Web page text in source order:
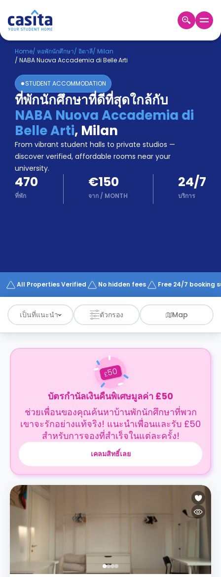
Home TH EUR
เข้าสู่
ระบบ
Booking
Accommodation
About
us
Blog
Refer
And
Earn
Become
A
Partner
Help
Works
Home/ หอพักนักศึกษา/ อิตาลี/ Milan
/ NABA Nuova Accademia di Belle Arti
STUDENT ACCOMMODATION
ที่พักนักศึกษาที่ดีที่สุดใกล้กับ
NABA Nuova Accademia di
Belle Arti, Milan
From vibrant student halls to private studios —
discover verified, affordable rooms near your
university.
470
ที่พัก
€150
จาก / MONTH
24/7
บริการ
All Properties Verified No hidden fees Free 24/7 booking
เป็นที่แนะนำ ตัวกรอง Map
£50
บัตรกำนัลเงินคืนพิเศษมูลค่า £50
ช่วยเพื่อนของคุณค้นหาบ้านพักนักศึกษาที่พวก
เขาจะรักอย่างแท้จริง! แนะนำเพื่อนและรับ £50
สำหรับการจองที่สำเร็จในแต่ละครั้ง!
เคลมสิทธิ์เลย